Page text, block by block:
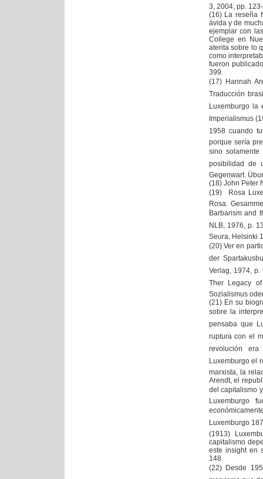
3, 2004, pp.
(16) La reseña
ávida y de
ejemplar con
College en
atenta sobre lo
como
fueron
399.
(17) Hannah
Traducción
Luxemburgo la
Imperialismus
1958 cuando
porque sería
sino
posibilidad de
Gegenwart.
(18) John Peter
(19) Rosa
Rosa.
Barbarism
NLB, 1976, p.
Seura, Helsinki
(20) Ver en
der
Verlag, 1974, p.
Ther Legacy
Sozialismus
(21) En su
sobre la
pensaba que
ruptura con el
revolución era
Luxemburgo
marxista, la
Arendt, el
del capitalismo
Luxemburgo
Luxemburgo
(1913)
capitalismo
este insight en
148.
(22) Desde